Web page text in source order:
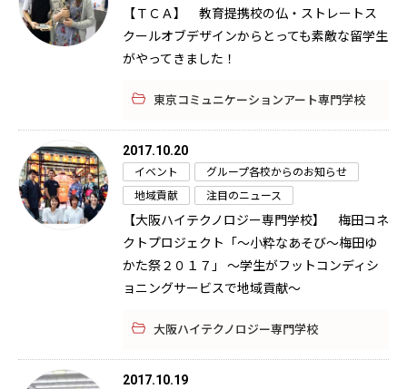
【ＴＣＡ】 教育提携校の仏・ストレートス
クールオブデザインからとっても素敵な留学生
がやってきました！
東京コミュニケーションアート専門学校
2017.10.20
イベント
グループ各校からのお知らせ
地域貢献
注目のニュース
【大阪ハイテクノロジー専門学校】 梅田コネ
クトプロジェクト「～小粋なあそび～梅田ゆ
かた祭２０１７」 ～学生がフットコンディシ
ョニングサービスで地域貢献～
大阪ハイテクノロジー専門学校
2017.10.19